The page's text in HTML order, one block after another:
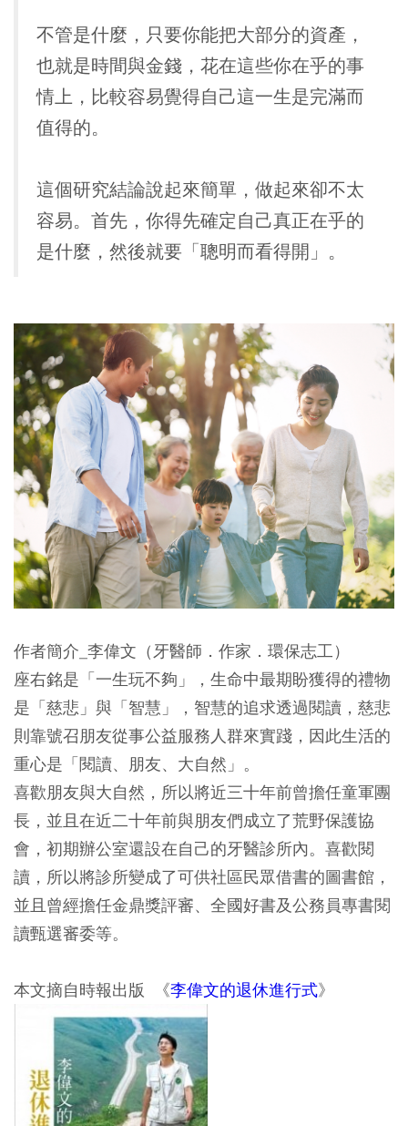
不管是什麼，只要你能把大部分的資產，
也就是時間與金錢，花在這些你在乎的事
情上，比較容易覺得自己這一生是完滿而
值得的。
這個研究結論說起來簡單，做起來卻不太
容易。首先，你得先確定自己真正在乎的
是什麼，然後就要「聰明而看得開」。
作者簡介_李偉文（牙醫師．作家．環保志工）
座右銘是「一生玩不夠」，生命中最期盼獲得的禮物
是「慈悲」與「智慧」，智慧的追求透過閱讀，慈悲
則靠號召朋友從事公益服務人群來實踐，因此生活的
重心是「閱讀、朋友、大自然」。
喜歡朋友與大自然，所以將近三十年前曾擔任童軍團
長，並且在近二十年前與朋友們成立了荒野保護協
會，初期辦公室還設在自己的牙醫診所內。喜歡閱
讀，所以將診所變成了可供社區民眾借書的圖書館，
並且曾經擔任金鼎獎評審、全國好書及公務員專書閱
讀甄選審委等。
本文摘自時報出版 《李偉文的退休進行式》